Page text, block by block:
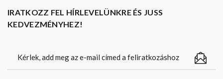
IRATKOZZ FEL HÍRLEVELÜNKRE ÉS JUSS
KEDVEZMÉNYHEZ!